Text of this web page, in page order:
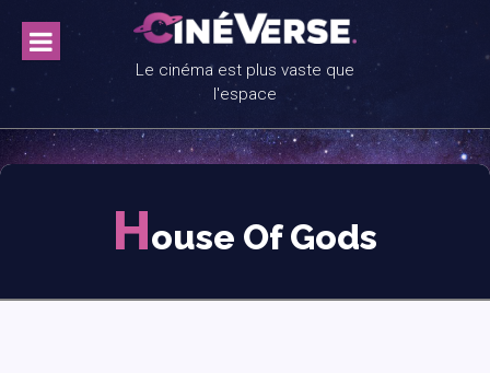
content
Le cinéma est plus vaste que
l'espace
House Of Gods